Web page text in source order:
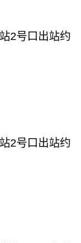
2号口出站约
2号口出站约